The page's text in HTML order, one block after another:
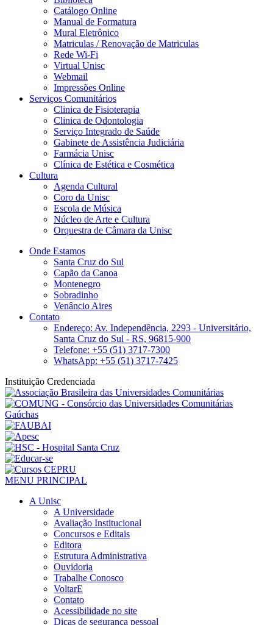
Catálogo Online
Manual de Formatura
Mural Eletrônico
Matriculas / Renovação de Matriculas
Rede Wi-Fi
Virtual Unisc
Webmail
Impressões Online
Serviços Comunitários
Clinica de Fisioterapia
Clinica de Odontologia
Serviço Integrado de Saúde
Gabinete de Assistência Judiciária
Farmácia Unisc
Clínica de Estética e Cosmética
Cultura
Agenda Cultural
Coro da Unisc
Escola de Música
Núcleo de Arte e Cultura
Orquestra de Câmara da Unisc
Onde Estamos
Santa Cruz do Sul
Capão da Canoa
Montenegro
Sobradinho
Venâncio Aires
Contato
Endereço: Av. Independência, 2293 - Universitário,
Santa Cruz do Sul - RS, 96815-900
Telefone: +55 (51) 3717-7300
WhatsApp: +55 (51) 3717-7425
Instituição Credenciada
MENU PRINCIPAL
A Unisc
A Universidade
Avaliação Institucional
Concursos e Editais
Editora
Estrutura Administrativa
Ouvidoria
Trabalhe Conosco
VoltarE
Contato
Acessibilidade no site
Dicas de segurança pessoal